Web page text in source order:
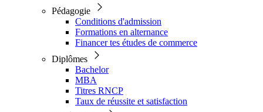
Pédagogie
Conditions d'admission
Formations en alternance
Financer tes études de commerce
Diplômes
Bachelor
MBA
Titres RNCP
Taux de réussite et satisfaction